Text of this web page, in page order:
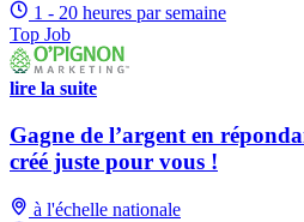
1 - 20 heures par semaine
Top Job
lire la suite
Gagne de l’argent en
créé juste pour vous !
à l'échelle nationale